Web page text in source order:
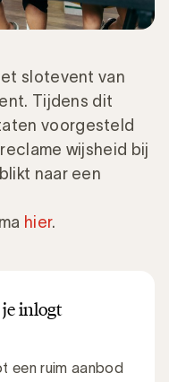
slotevent van
Tijdens dit
voorgesteld
wijsheid bij
naar een
hier.
inlogt
een ruim aanbod